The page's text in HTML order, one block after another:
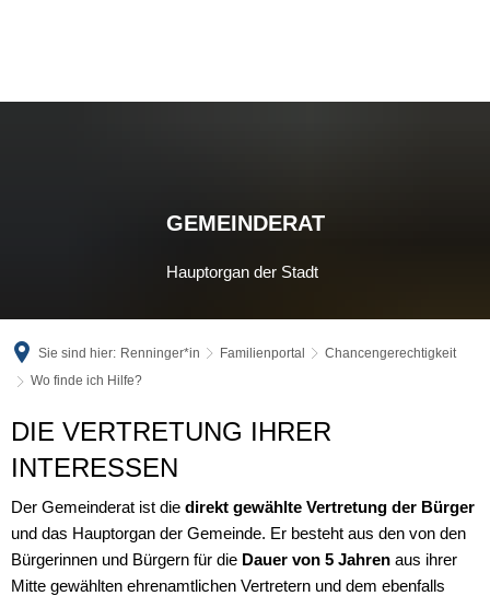
GEMEINDERAT
Hauptorgan der Stadt
Sie sind hier: Renninger*in Familienportal
Chancengerechtigkeit
Wo finde ich Hilfe?
Wo
finde
ich
Hilfe?
DIE VERTRETUNG IHRER
INTERESSEN
Der Gemeinderat ist die direkt gewählte Vertretung der Bürger
und das Hauptorgan der Gemeinde. Er besteht aus den von den
Bürgerinnen und Bürgern für die Dauer von 5 Jahren aus ihrer
Mitte gewählten ehrenamtlichen Vertretern und dem ebenfalls